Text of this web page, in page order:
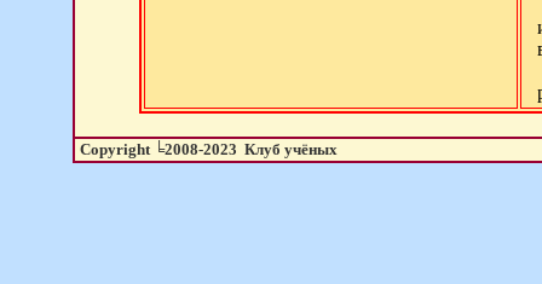
Copyright ╘2008-2023 Клуб учёных